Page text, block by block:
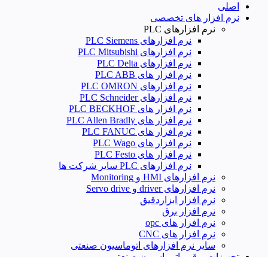
اصلی
نرم افزار های تخصصی
نرم افزارهای PLC
نرم افزارهای PLC Siemens
نرم افزارهای PLC Mitsubishi
نرم‌ افزارهای PLC Delta
نرم افزار های PLC ABB
نرم افزارهای PLC OMRON
نرم افزارهای PLC Schneider
نرم افزار های PLC BECKHOF
نرم افزار های PLC Allen Bradly
نرم افزار های PLC FANUC
نرم افزار های PLC Wago
نرم افزار های PLC Festo
نرم افزارهای PLC سایر شرکت ها
نرم افزارهای HMI و Monitoring
نرم افزارهای driver و Servo drive
نرم افزار ابزاردقیق
نرم افزار برق
نرم افزار های opc
نرم افزار های CNC
سایر نرم افزارهای اتوماسیون صنعتی